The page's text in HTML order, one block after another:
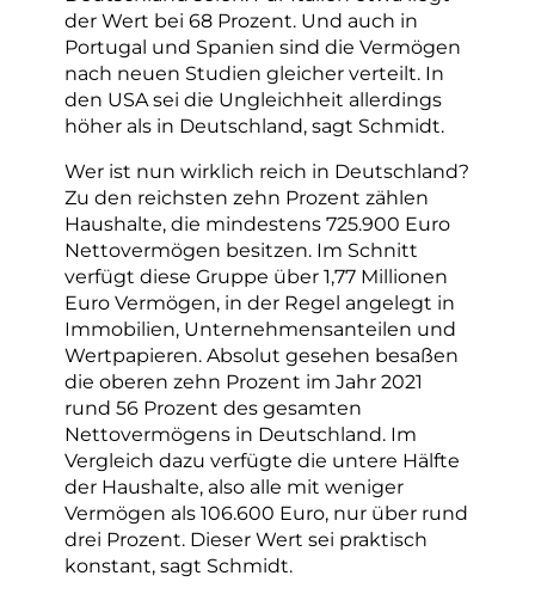
der Wert bei 68 Prozent. Und auch in
Portugal und Spanien sind die Vermögen
nach neuen Studien gleicher verteilt. In
den USA sei die Ungleichheit allerdings
höher als in Deutschland, sagt Schmidt.
Wer ist nun wirklich reich in Deutschland?
Zu den reichsten zehn Prozent zählen
Haushalte, die mindestens 725.900 Euro
Nettovermögen besitzen. Im Schnitt
verfügt diese Gruppe über 1,77 Millionen
Euro Vermögen, in der Regel angelegt in
Immobilien, Unternehmensanteilen und
Wertpapieren. Absolut gesehen besaßen
die oberen zehn Prozent im Jahr 2021
rund 56 Prozent des gesamten
Nettovermögens in Deutschland. Im
Vergleich dazu verfügte die untere Hälfte
der Haushalte, also alle mit weniger
Vermögen als 106.600 Euro, nur über rund
drei Prozent. Dieser Wert sei praktisch
konstant, sagt Schmidt.